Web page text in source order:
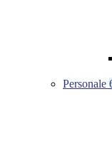
Personale